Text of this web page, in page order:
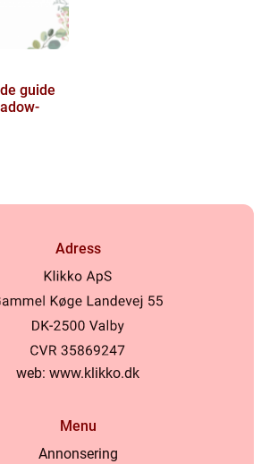
guide
Adress
web: www.klikko.dk
Menu
Annonsering